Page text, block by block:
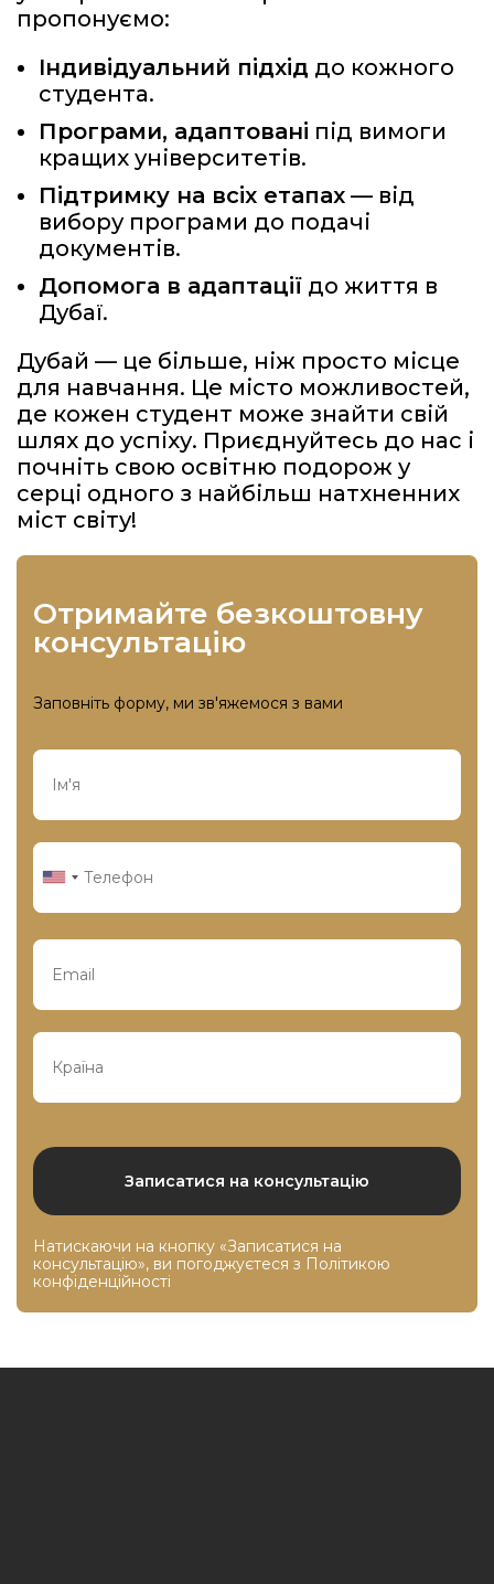
пропонуємо:
Індивідуальний підхід до кожного
студента.
Програми, адаптовані під вимоги
кращих університетів.
Підтримку на всіх етапах — від
вибору програми до подачі
документів.
Допомога в адаптації до життя в
Дубаї.
Дубай — це більше, ніж просто місце
для навчання. Це місто можливостей,
де кожен студент може знайти свій
шлях до успіху. Приєднуйтесь до нас і
почніть свою освітню подорож у
серці одного з найбільш натхненних
міст світу!
отримайте безкоштовну
консультацію
Заповніть форму, ми зв'яжемося з вами
Натискаючи на кнопку «Записатися на
консультацію», ви погоджуєтеся з Політикою
конфіденційності